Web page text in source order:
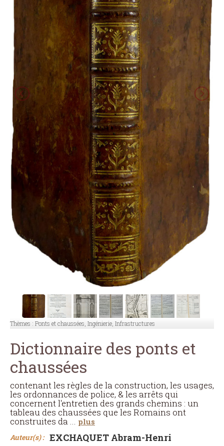
Thèmes : Ponts et chaussées, Ingénierie, Infrastructures
Dictionnaire des ponts et
chaussées
contenant les règles de la construction, les usages,
les ordonnances de police, & les arrêts qui
concernent l'entretien des grands chemins : un
tableau des chaussées que les Romains ont
construites da ... plus
Auteur(s) : EXCHAQUET Abram-Henri